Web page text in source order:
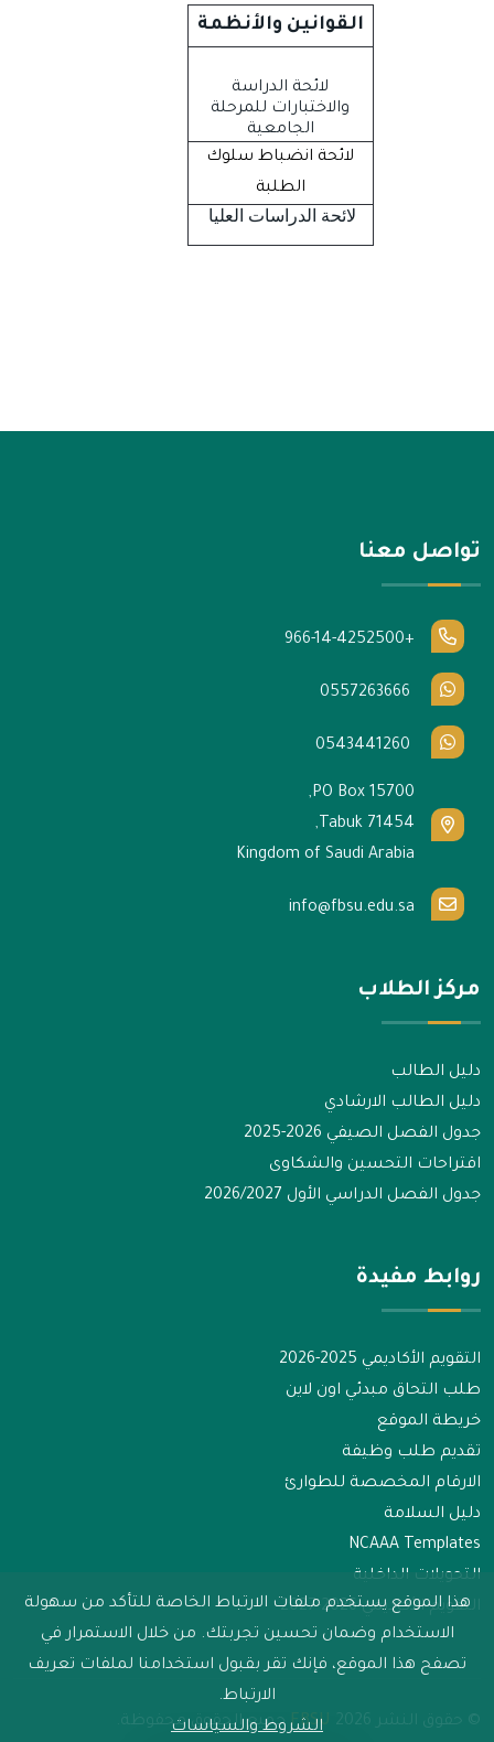
القوانين والأنظمة
لائحة الدراسة
والاختبارات للمرحلة
الجامعية
لائحة انضباط سلوك
الطلبة
لائحة الدراسات العليا
تواصل معنا
+966-14-4252500
PO Box 15700,
Tabuk 71454,
Kingdom of Saudi Arabia
info@fbsu.edu.sa
مركز الطلاب
دليل الطالب
دليل الطالب الارشادي
جدول الفصل الصيفي 2026-2025
اقتراحات التحسين والشكاوى
جدول الفصل الدراسي الأول 2026/2027
روابط مفيدة
التقويم الأكاديمي 2025-2026
طلب التحاق مبدئي اون لاين
خريطة الموقع
تقديم طلب وظيفة
الارقام المخصصة للطوارئ
دليل السلامة
NCAAA Templates
التحويلات الداخلية
التقويم الأكاديمي 2026-2027
© حقوق النشر 2026
FBSU جميع الحقوق محفوظة.
هذا الموقع يستخدم ملفات الارتباط الخاصة للتأكد من سهولة
الاستخدام وضمان تحسين تجربتك. من خلال الاستمرار في
تصفح هذا الموقع، فإنك تقر بقبول استخدامنا لملفات تعريف
الارتباط.
الشروط والسياسات